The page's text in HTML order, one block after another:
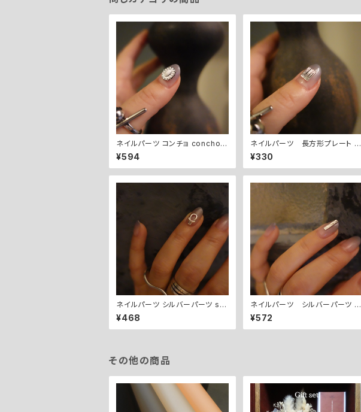
ネイルパーツ コンチョ concho /
white
¥594
ネイルパーツ 長方形プレート re
ctangle plate - silver
¥330
ネイルパーツ シルバーパーツ sil
ver point parts - B.
¥468
ネイルパーツ シルバーパーツ si
lverstick
¥572
その他の商品